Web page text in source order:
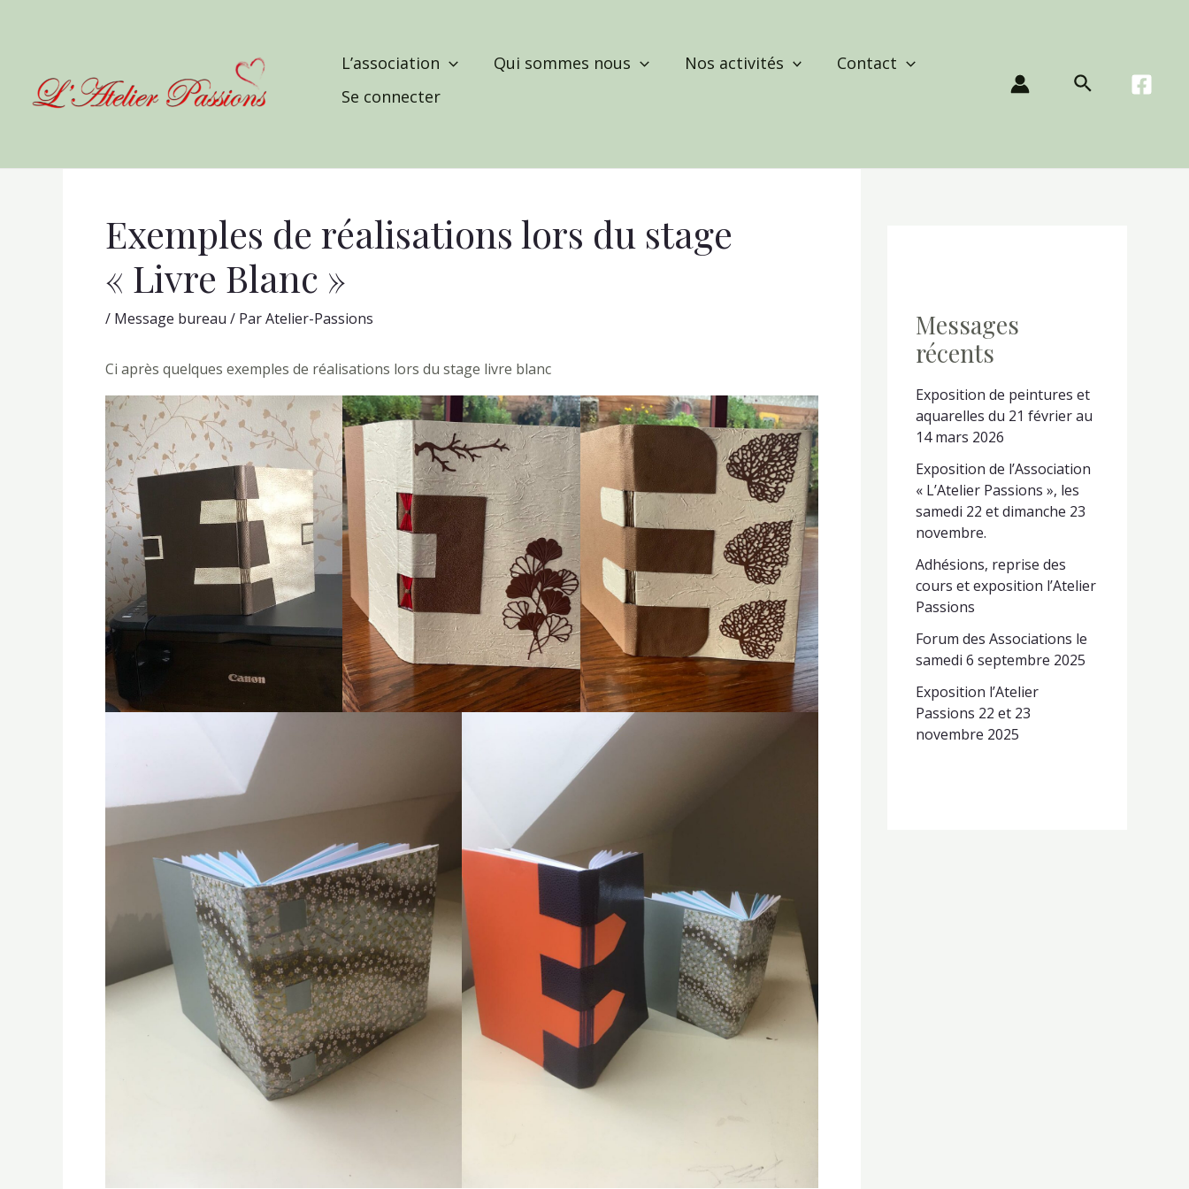
L’association Qui sommes nous Nos activités
Contact
Se connecter
Rechercher
Exemples de réalisations lors du stage
« Livre Blanc »
/ Message bureau / ParAtelier-Passions
Ci après quelques exemples de réalisations lors du stage livre blanc
Messages
récents
Exposition de peintures et
aquarelles du 21 février au
14 mars 2026
Exposition de l’Association
« L’Atelier Passions », les
samedi 22 et dimanche 23
novembre.
Adhésions, reprise des
cours et exposition l’Atelier
Passions
Forum des Associations le
samedi 6 septembre 2025
Exposition l’Atelier
Passions 22 et 23
novembre 2025